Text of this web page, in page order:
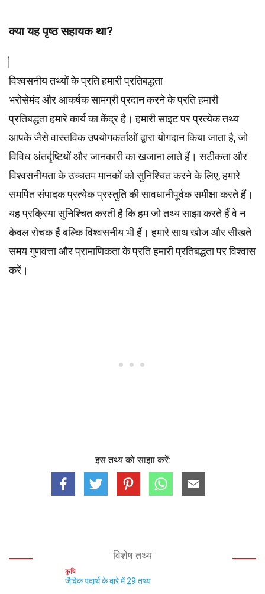
क्या यह पृष्ठ सहायक था?
विश्वसनीय तथ्यों के प्रति हमारी प्रतिबद्धता
भरोसेमंद और आकर्षक सामग्री प्रदान करने के प्रति हमारी
प्रतिबद्धता हमारे कार्य का केंद्र है। हमारी साइट पर प्रत्येक तथ्य
आपके जैसे वास्तविक उपयोगकर्ताओं द्वारा योगदान किया जाता है, जो
विविध अंतर्दृष्टियों और जानकारी का खजाना लाते हैं। सटीकता और
विश्वसनीयता के उच्चतममानकोंको सुनिश्चित करने के लिए, हमारे
समर्पितसंपादकप्रत्येक प्रस्तुति की सावधानीपूर्वक समीक्षा करते हैं।
यह प्रक्रिया सुनिश्चित करती है कि हम जो तथ्य साझा करते हैं वे न
केवल रोचक हैं बल्कि विश्वसनीय भी हैं। हमारे साथ खोज और सीखते
समय गुणवत्ता और प्रामाणिकता के प्रति हमारी प्रतिबद्धता पर विश्वास
करें।
इस तथ्य को साझा करें:
विशेष तथ्य
कृषि
जैविक पदार्थ के बारे में 29 तथ्य